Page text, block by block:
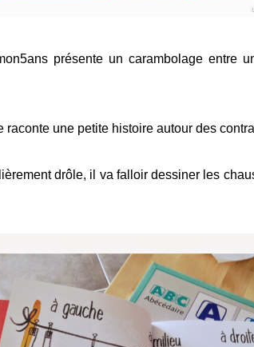
présente un carambolage entre
raconte une petite histoire autour des
drôle, il va falloir dessiner les